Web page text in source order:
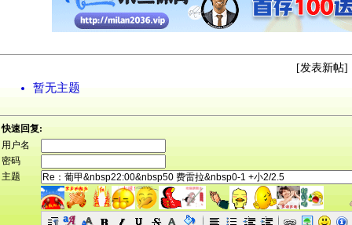
[发表新帖]
暂无主题
快速回复:
用户名
密码
主题